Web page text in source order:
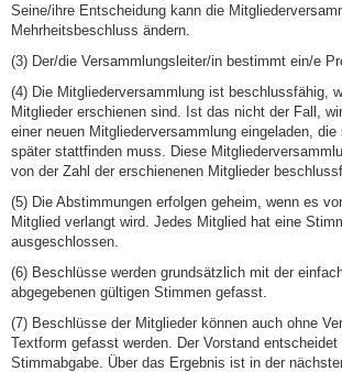
Seine/ihre Entscheidung kann die
Mehrheitsbeschluss ändern.
(3) Der/die Versammlungsleiter/in bestimmt ein/e
(4) Die Mitgliederversammlung ist beschlussfähig,
Mitglieder erschienen sind. Ist das nicht der Fall,
einer neuen Mitgliederversammlung eingeladen,
später stattfinden muss. Diese
von der Zahl der erschienenen Mitglieder
(5) Die Abstimmungen erfolgen geheim, wenn es
Mitglied verlangt wird. Jedes Mitglied hat eine
ausgeschlossen.
(6) Beschlüsse werden grundsätzlich mit der
abgegebenen gültigen Stimmen gefasst.
(7) Beschlüsse der Mitglieder können auch ohne
Textform gefasst werden. Der Vorstand
Stimmabgabe. Über das Ergebnis ist in der